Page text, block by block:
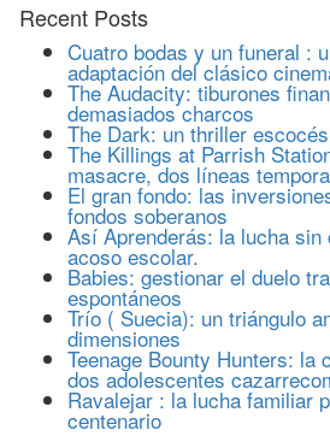
Recent Posts
Cuatro bodas y un funeral :
adaptación del clásico
The Audacity: tiburones
demasiados charcos
The Dark: un thriller
The Killings at Parrish
masacre, dos líneas
El gran fondo: las
fondos soberanos
Así Aprenderás: la lucha
acoso escolar.
Babies: gestionar el duelo
espontáneos
Trío ( Suecia): un triángulo
dimensiones
Teenage Bounty Hunters: la
dos adolescentes
Ravalejar : la lucha familiar
centenario